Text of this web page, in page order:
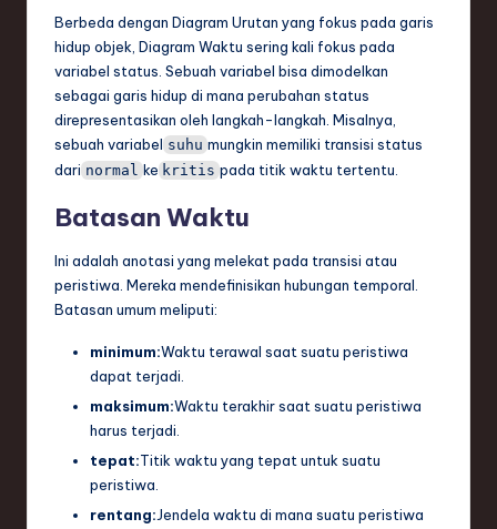
Berbeda dengan Diagram Urutan yang fokus pada garis
hidup objek, Diagram Waktu sering kali fokus pada
variabel status. Sebuah variabel bisa dimodelkan
sebagai garis hidup di mana perubahan status
direpresentasikan oleh langkah-langkah. Misalnya,
sebuah variabel suhu mungkin memiliki transisi status
dari normal ke kritis pada titik waktu tertentu.
Batasan Waktu
Ini adalah anotasi yang melekat pada transisi atau
peristiwa. Mereka mendefinisikan hubungan temporal.
Batasan umum meliputi:
minimum:Waktu terawal saat suatu peristiwa
dapat terjadi.
maksimum:Waktu terakhir saat suatu peristiwa
harus terjadi.
tepat:Titik waktu yang tepat untuk suatu
peristiwa.
rentang:Jendela waktu di mana suatu peristiwa